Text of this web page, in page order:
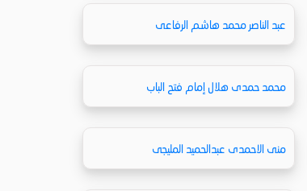
عبد الناصر محمد هاشم الرفاعى
محمد حمدى هلال إمام فتح الباب
منى الاحمدى عبدالحميد المليجى